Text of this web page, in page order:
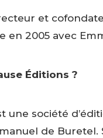
et
en 2005 avec
Éditions ?
une société
de